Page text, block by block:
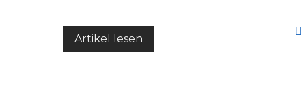
Artikel lesen